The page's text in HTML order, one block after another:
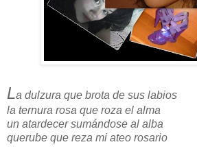
La dulzura que brota de sus labios
la ternura rosa que roza el alma
un atardecer sumándose al alba
querube que reza mi ateo rosario